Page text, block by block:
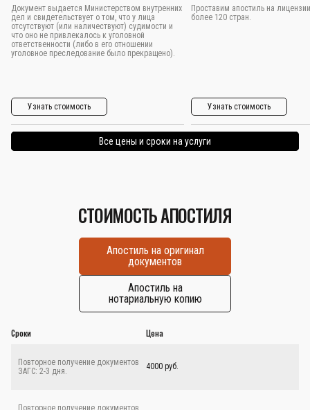
Документ выдается Министерством внутренних
дел и свидетельствует о том, что у лица
отсутствуют (или наличествуют) судимости и
что оно не привлекалось к уголовной
ответственности (либо в его отношении
уголовное преследование было прекращено).
Узнать стоимость
Проставим апостиль на
более 120 стран.
Узнать стоимость
Все цены и сроки на услуги
СТОИМОСТЬ АПОСТИЛЯ
Апостиль на оригинал
документов
Апостиль на
нотариальную копию
Сроки Цена
Повторное получение документов
ЗАГС: 2-3 дня.
4000 руб.
Повторное получение документов